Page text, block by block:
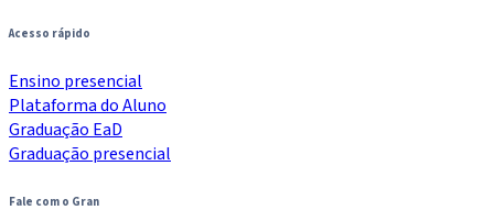
Acesso rápido
Ensino presencial
Plataforma do Aluno
Graduação EaD
Graduação presencial
Fale com o Gran